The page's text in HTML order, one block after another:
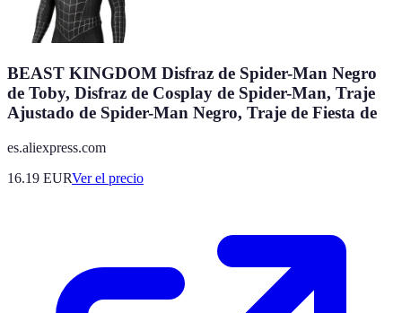
BEAST KINGDOM Disfraz de Spider-Man Negro
de Toby, Disfraz de Cosplay de Spider-Man, Traje
Ajustado de Spider-Man Negro, Traje de Fiesta de
es.aliexpress.com
16.19 EURVer el precio